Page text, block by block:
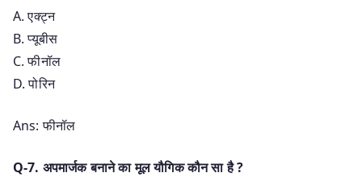
A. एक्ट्न
B. प्यूबीस
C. फीनॉल
D. पोरिन
Ans: फीनॉल
Q-7. अपमार्जक बनाने का मूल यौगिक कौन सा है ?